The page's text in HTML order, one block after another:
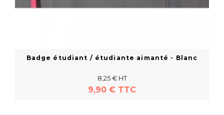
Badge étudiant / étudiante aimanté - Blanc
8,25 € HT
9,90 € TTC